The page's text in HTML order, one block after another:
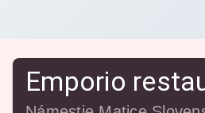
Emporio